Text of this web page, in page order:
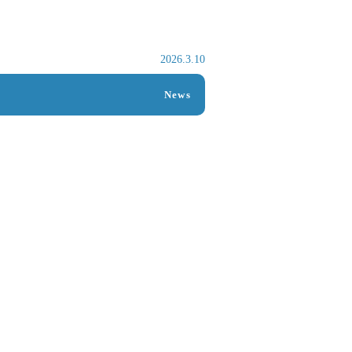
2026.3.10